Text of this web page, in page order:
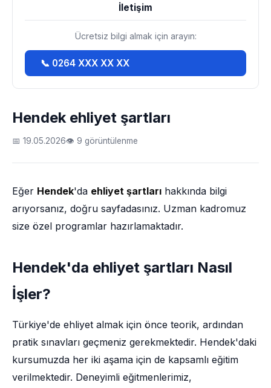
Hendek ehliyet şartları
📅 19.05.2026👁 9 görüntülenme
Eğer Hendek'da ehliyet şartları hakkında bilgi
arıyorsanız, doğru sayfadasınız. Uzman kadromuz
size özel programlar hazırlamaktadır.
Hendek'da ehliyet şartları Nasıl
İşler?
Türkiye'de ehliyet almak için önce teorik, ardından
pratik sınavları geçmeniz gerekmektedir. Hendek'daki
kursumuzda her iki aşama için de kapsamlı eğitim
verilmektedir. Deneyimli eğitmenlerimiz,
İletişim
Ücretsiz bilgi almak için arayın:
📞 0264 XXX XX XX